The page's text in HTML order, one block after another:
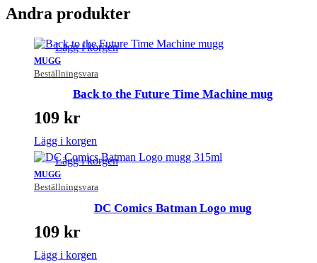
Andra produkter
MUGG
Beställningsvara
Lägg i korgen
Back to the Future Time Machine mug
109 kr
Lägg i korgen
MUGG
Beställningsvara
Lägg i korgen
DC Comics Batman Logo mug
109 kr
Lägg i korgen